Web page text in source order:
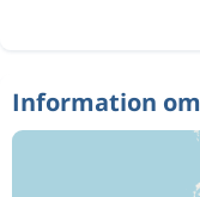
Information